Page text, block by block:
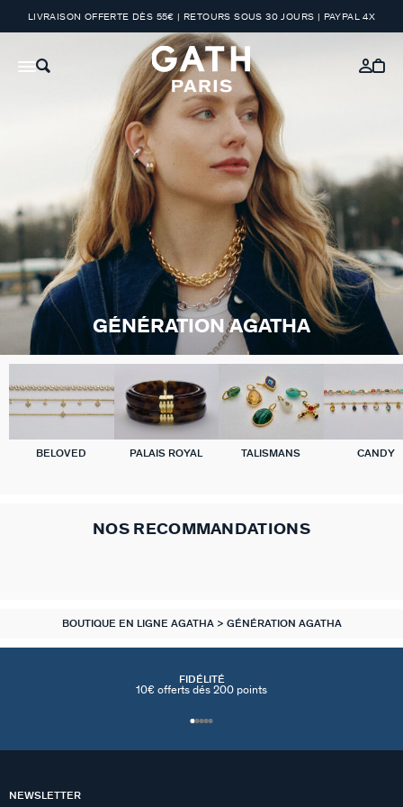
LIVRAISON OFFERTE DÈS 55€ | RETOURS SOUS 30 JOURS | PAYPAL 4X
GÉNÉRATION AGATHA
BELOVED PALAIS ROYAL TALISMANS CANDY
NOS RECOMMANDATIONS
BOUTIQUE EN LIGNE AGATHA GÉNÉRATION AGATHA
FIDÉLITÉ
10€ offerts dés 200 points
NEWSLETTER